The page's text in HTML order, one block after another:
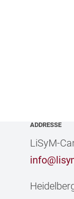
ADDRESSE
LiSyM-